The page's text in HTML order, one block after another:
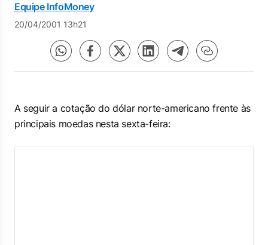
Equipe InfoMoney
20/04/2001 13h21
A seguir a cotação do dólar norte-americano frente às
principais moedas nesta sexta-feira: